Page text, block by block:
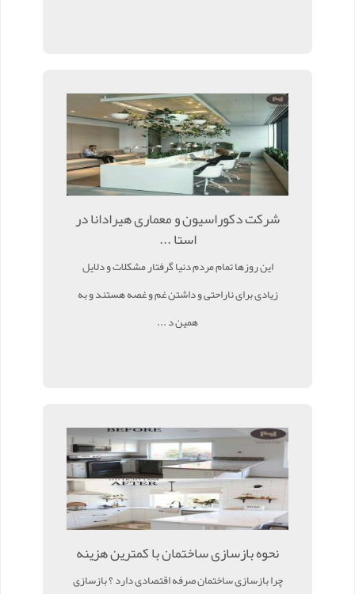
شرکت دکوراسیون و معماری هیرادانا در
استا ...
این روزها تمام مردم دنیا گرفتار مشکلات و دلایل
زیادی برای ناراحتی و داشتن غم و غصه هستند و به
همین د ...
نحوه بازسازی ساختمان با کمترین هزینه
چرا بازسازی ساختمان صرفه اقتصادی دارد ؟ بازسازی